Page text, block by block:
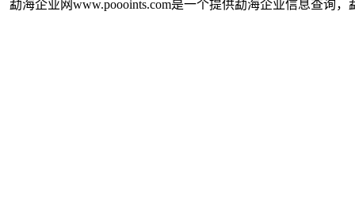
勐海企业网www.poooints.com是一个提供勐海企业信息查询